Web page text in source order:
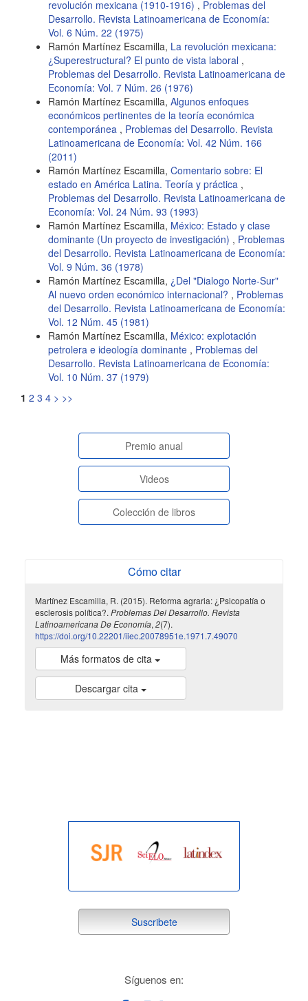
revolución mexicana (1910-1916) , Problemas del
Desarrollo. Revista Latinoamericana de Economía:
Vol. 6 Núm. 22 (1975)
Ramón Martínez Escamilla, La revolución mexicana:
¿Superestructural? El punto de vista laboral ,
Problemas del Desarrollo. Revista Latinoamericana de
Economía: Vol. 7 Núm. 26 (1976)
Ramón Martínez Escamilla, Algunos enfoques
económicos pertinentes de la teoría económica
contemporánea , Problemas del Desarrollo. Revista
Latinoamericana de Economía: Vol. 42 Núm. 166
(2011)
Ramón Martínez Escamilla, Comentario sobre: El
estado en América Latina. Teoría y práctica ,
Problemas del Desarrollo. Revista Latinoamericana de
Economía: Vol. 24 Núm. 93 (1993)
Ramón Martínez Escamilla, México: Estado y clase
dominante (Un proyecto de investigación) , Problemas
del Desarrollo. Revista Latinoamericana de Economía:
Vol. 9 Núm. 36 (1978)
Ramón Martínez Escamilla, ¿Del "Dialogo Norte-Sur"
Al nuevo orden económico internacional? , Problemas
del Desarrollo. Revista Latinoamericana de Economía:
Vol. 12 Núm. 45 (1981)
Ramón Martínez Escamilla, México: explotación
petrolera e ideología dominante , Problemas del
Desarrollo. Revista Latinoamericana de Economía:
Vol. 10 Núm. 37 (1979)
1 2 3 4 > >>
paginasespeciales
Premio anual
Videos
Colección de libros
Cómo citar
Martínez Escamilla, R. (2015). Reforma agraria: ¿Psicopatía o
esclerosis política?. Problemas Del Desarrollo. Revista
Latinoamericana De Economía, 2(7).
https://doi.org/10.22201/iiec.20078951e.1971.7.49070
Más formatos de cita
Descargar cita
suscribete
Suscribete
Síguenos en: